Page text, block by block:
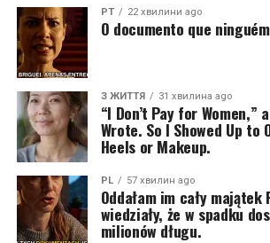
PT 22 хвилини ago
O documento que
З ЖИТТЯ 31 хвилина ago
“I Don’t Pay for Women,”
Wrote. So I Showed Up to
Heels or Makeup.
PL 57 хвилин ago
Oddałam im cały
wiedziały, że w spadku
milionów długu.